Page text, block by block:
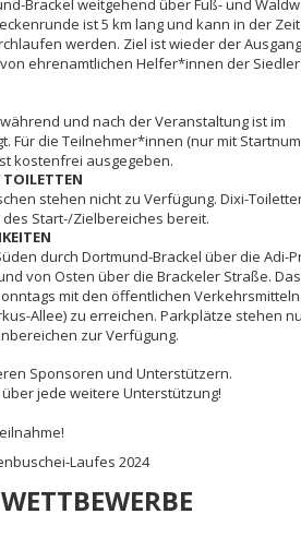
Brackel weitgehend über Fuß- und
ist 5 km lang und kann in der Zeit
werden. Ziel ist wieder der
ehrenamtlichen Helfer*innen der
und nach der Veranstaltung ist im
Für die Teilnehmer*innen (nur mit
kostenfrei ausgegeben.
stehen nicht zu Verfügung. Dixi-
Start-/Zielbereiches bereit.
durch Dortmund-Brackel über die Adi-
von Osten über die Brackeler Straße.
mit den öffentlichen Verkehrsmitteln
Allee) zu erreichen. Parkplätze stehen
zur Verfügung.
Sponsoren und Unterstützern.
jede weitere Unterstützung!
Laufes 2024